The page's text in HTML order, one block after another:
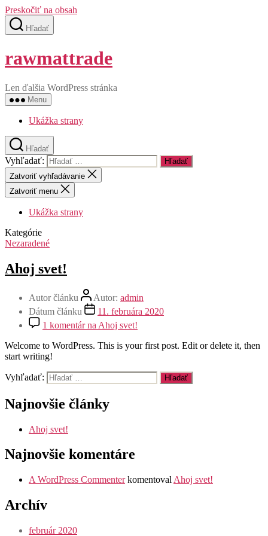
Preskočiť na obsah
Hľadať
rawmattrade
Len ďalšia WordPress stránka
Menu
Ukážka strany
Hľadať
Vyhľadať:
Zatvoriť vyhľadávanie
Zatvoriť menu
Ukážka strany
Kategórie
Nezaradené
Ahoj svet!
Autor článku Autor: admin
Dátum článku
11. februára 2020
1 komentárna Ahoj svet!
Welcome to WordPress. This is your first post. Edit or delete it, then
start writing!
Vyhľadať:
Najnovšie články
Ahoj svet!
Najnovšie komentáre
A WordPress Commenterkomentoval Ahoj svet!
Archív
február 2020